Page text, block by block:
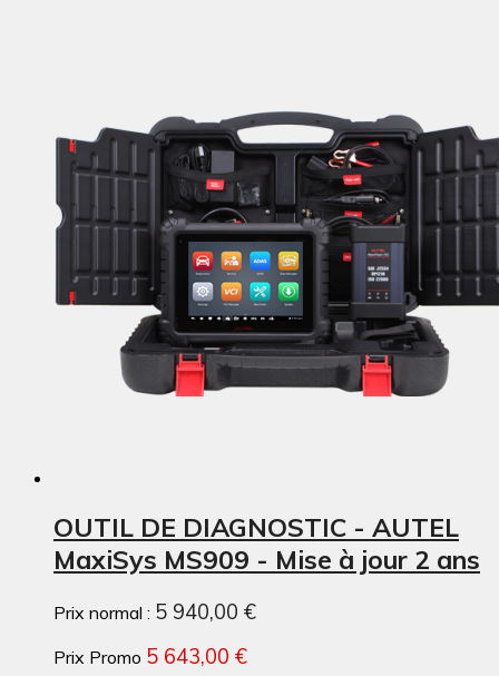
OUTIL DE DIAGNOSTIC - AUTEL
MaxiSys MS909 - Mise à jour 2 ans
Prix normal : 5 940,00 €
Prix Promo 5 643,00 €